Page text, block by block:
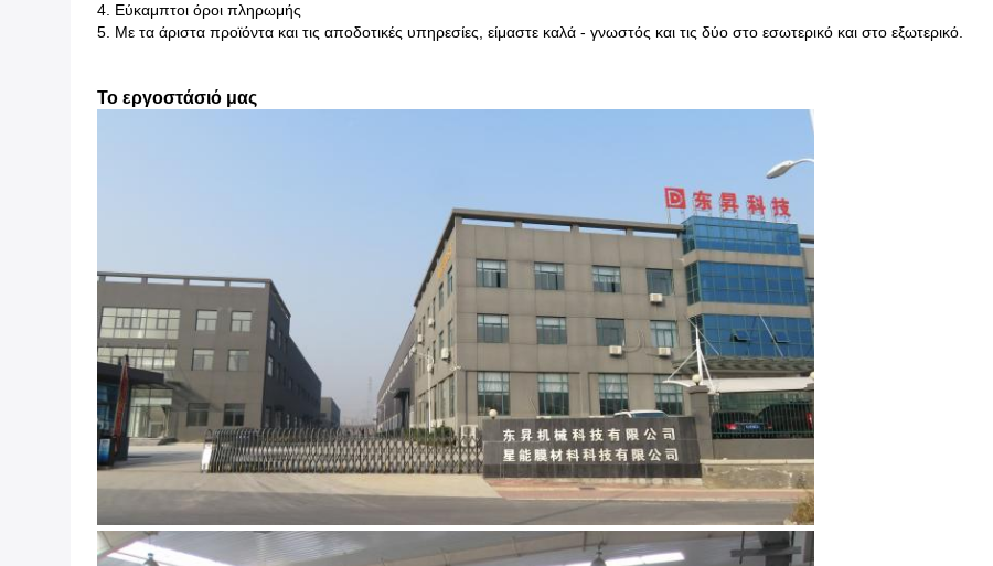
4. Εύκαμπτοι όροι πληρωμής
5. Με τα άριστα προϊόντα και τις αποδοτικές υπηρεσίες, είμαστε καλά - γνωστός και τις δύο στο εσωτερικό και στο εξωτερικό.
Το εργοστάσιό μας